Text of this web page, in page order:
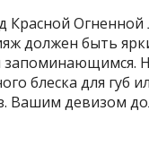
Красной
должен быть
запоминающимся.
блеска для губ
Вашим девизом